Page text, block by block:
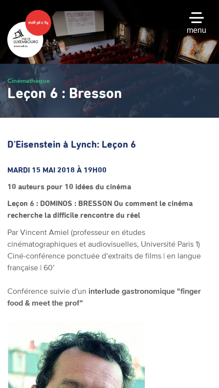
contenu
principal
menu
Cinémathèque
Leçon 6 : Bresson
D'Eisenstein à Lynch: Leçon 6
MARDI 15 MAI 2018 À 19H00
10 auteurs pour 10 idées du cinéma
Leçon 6 : DOMINOS : BRESSON Ou comment le cinéma
recherche la difficile rencontre du réel
Par Vincent Amiel (professeur en études
cinématographiques et audiovisuelles, Université Paris 1)
Ciné-conférence ponctuée d’extraits de films | en langue
française | 60’
Conférence suivie d'un interlude gastronomique "finger
food & meet the prof"